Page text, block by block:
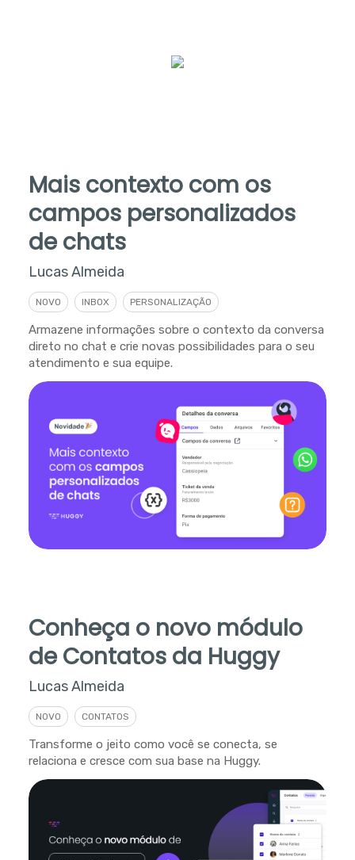
Mais contexto com os
campos personalizados
de chats
Lucas Almeida
NOVO INBOX PERSONALIZAÇÃO
Armazene informações sobre o contexto da conversa
direto no chat e crie novas possibilidades para o seu
atendimento e sua equipe.
Conheça o novo módulo
de Contatos da Huggy
Lucas Almeida
NOVO CONTATOS
Transforme o jeito como você se conecta, se
relaciona e cresce com sua base na Huggy.